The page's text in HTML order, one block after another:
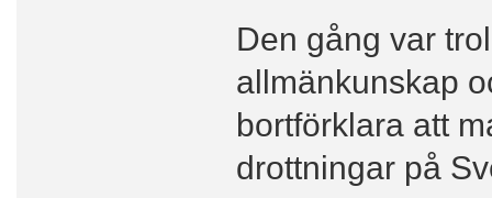
Den gång var
allmänkunskap
bortförklara att
drottningar på